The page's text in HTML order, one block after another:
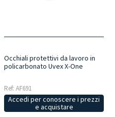
Occhiali protettivi da lavoro in
policarbonato Uvex X-One
Ref: AF691
Accedi per conoscere i prezzi
e acquistare